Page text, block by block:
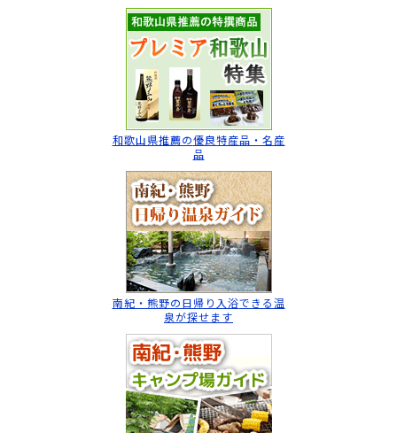
和歌山県推薦の優良特産品・名産
品
南紀・熊野の日帰り入浴できる温
泉が探せます